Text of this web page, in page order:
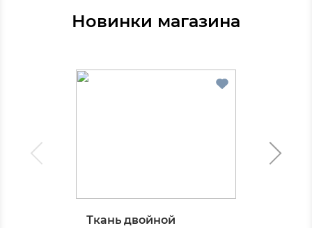
Новинки магазина
Ткань двойной